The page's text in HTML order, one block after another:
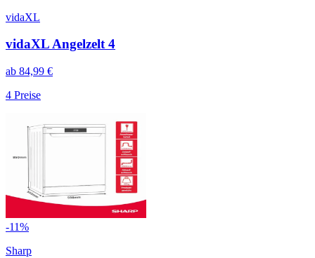
vidaXL
vidaXL Angelzelt 4
ab 84,99 €
4 Preise
-11%
Sharp